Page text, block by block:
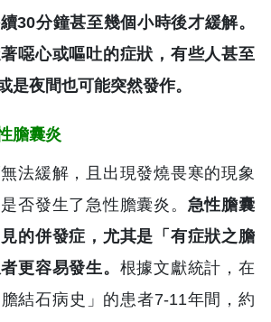
30分鐘甚至幾個小時後才緩解。
噁心或嘔吐的症狀，有些人甚至
是夜間也可能突然發作。
膽囊炎
法緩解，且出現發燒畏寒的現象
否發生了急性膽囊炎。 急性膽囊
的併發症，尤其是「有症狀之膽
更容易發生。 根據文獻統計，在
結石病史」的患者7-11年間，約